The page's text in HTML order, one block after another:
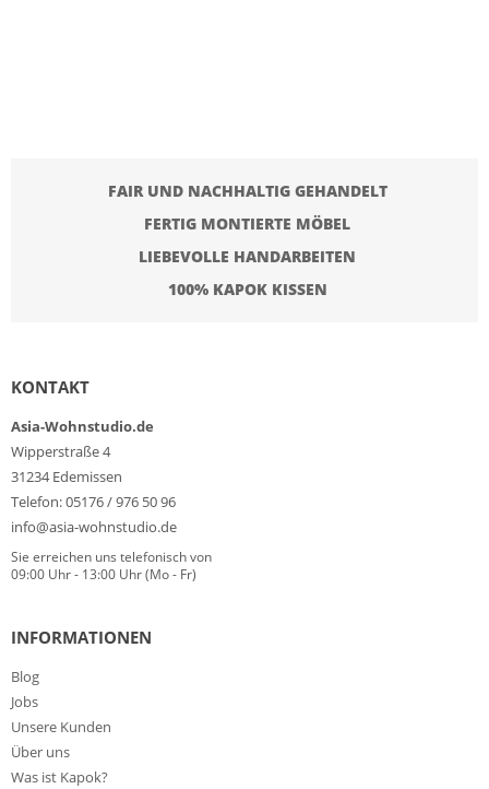
FAIR UND NACHHALTIG GEHANDELT
FERTIG MONTIERTE MÖBEL
LIEBEVOLLE HANDARBEITEN
100% KAPOK KISSEN
KONTAKT
Asia-Wohnstudio.de
Wipperstraße 4
31234 Edemissen
Telefon: 05176 / 976 50 96
info@asia-wohnstudio.de
Sie erreichen uns telefonisch von
09:00 Uhr - 13:00 Uhr (Mo - Fr)
INFORMATIONEN
Blog
Jobs
Unsere Kunden
Über uns
Was ist Kapok?